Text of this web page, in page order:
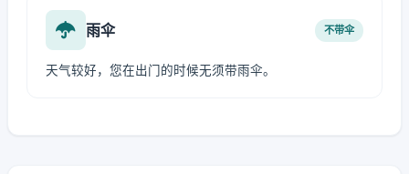
雨伞 不带伞
天气较好，您在出门的时候无须带雨伞。